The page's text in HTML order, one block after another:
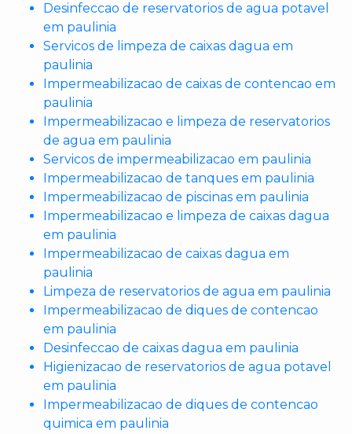
Desinfeccao de reservatorios de agua potavel
em paulinia
Servicos de limpeza de caixas dagua em
paulinia
Impermeabilizacao de caixas de contencao em
paulinia
Impermeabilizacao e limpeza de reservatorios
de agua em paulinia
Servicos de impermeabilizacao em paulinia
Impermeabilizacao de tanques em paulinia
Impermeabilizacao de piscinas em paulinia
Impermeabilizacao e limpeza de caixas dagua
em paulinia
Impermeabilizacao de caixas dagua em
paulinia
Limpeza de reservatorios de agua em paulinia
Impermeabilizacao de diques de contencao
em paulinia
Desinfeccao de caixas dagua em paulinia
Higienizacao de reservatorios de agua potavel
em paulinia
Impermeabilizacao de diques de contencao
quimica em paulinia